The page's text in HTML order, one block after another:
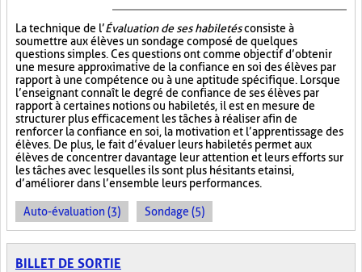
La technique de l’Évaluation de ses habiletésconsiste à
soumettre aux élèves un sondage composé de quelques
questions simples. Ces questions ont comme objectif d’obtenir
une mesure approximative de la confiance en soi des élèves par
rapport à une compétence ou à une aptitude spécifique. Lorsque
l’enseignant connaît le degré de confiance de ses élèves par
rapport à certaines notions ou habiletés, il est en mesure de
structurer plus efficacement les tâches à réaliser afin de
renforcer la confiance en soi, la motivation et l’apprentissage des
élèves. De plus, le fait d’évaluer leurs habiletés permet aux
élèves de concentrer davantage leur attention et leurs efforts sur
les tâches avec lesquelles ils sont plus hésitants et ainsi,
d’améliorer dans l’ensemble leurs performances.
Auto-évaluation (3) Sondage (5)
BILLET DE SORTIE